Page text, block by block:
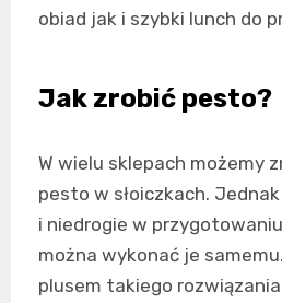
obiad jak i szybki lunch do
Jak zrobić pesto?
W wielu sklepach możemy
pesto w słoiczkach.
i niedrogie w
można wykonać je
plusem takiego